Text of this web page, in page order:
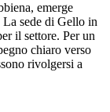
emerge
sede di Gello in
il settore. Per un
chiaro verso
rivolgersi a